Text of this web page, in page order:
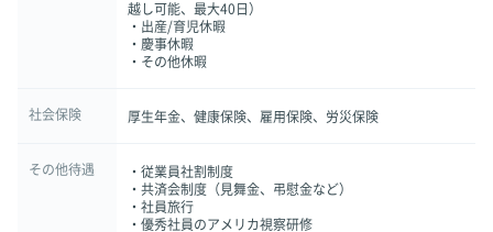
越し可能、最大40日）
・出産/育児休暇
・慶事休暇
・その他休暇
社会保険 厚生年金、健康保険、雇用保険、労災保険
その他待遇
・従業員社割制度
・共済会制度（見舞金、弔慰金など）
・社員旅行
・優秀社員のアメリカ視察研修